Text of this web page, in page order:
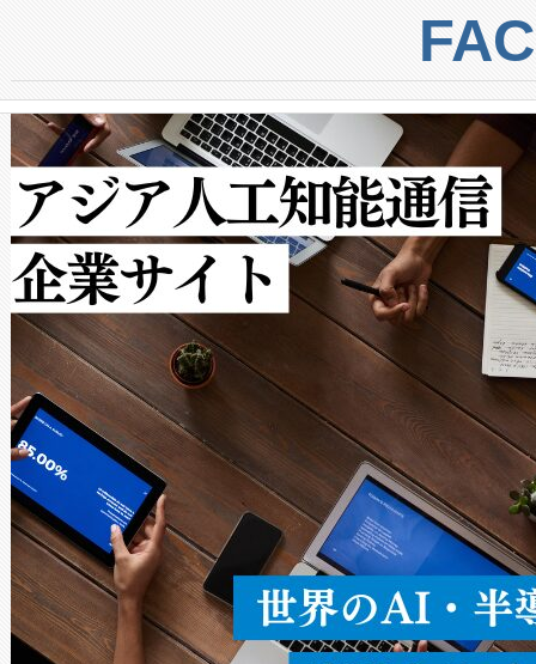
centers. Voltaiqは、ai&のAI
からシステム統合、試運転、
クルの各段階のデータを監視
[…]
トに対して約600メートルに
では、反射率10％のターゲッ
で向上し、最大検知距離は
ットだけで最大1キロメート
ルの変電所周囲を監視でき、
作業と点群処理を簡素化でき
Avia 2は、2種類のFOVオプシ
× 80°のノーマルモード、長
ードを切り替えて使用するこ
ることなく、単一のデバイス
うにします。遠距離まで届く
密度なスキャ […]